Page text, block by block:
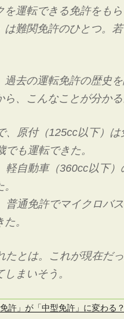
を運転できる免許をも
は難関免許のひとつ。
過去の運転免許の歴史
、こんなことが分かる
、原付（125cc以下）
でも運転できた。
軽自動車（360cc以下
普通免許でマイクロバ
。
たとは。これが現在だ
まいそう。
許」が「中型免許」に変わる